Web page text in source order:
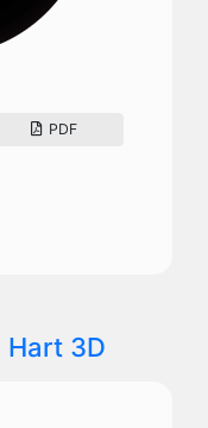
PDF
Hart 3D